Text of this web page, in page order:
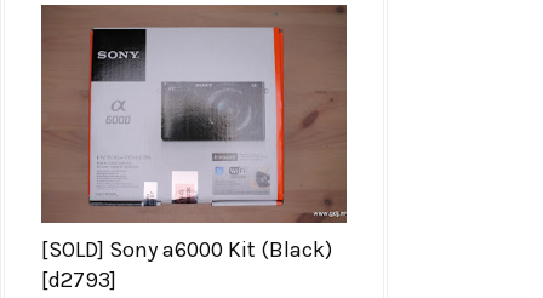
[SOLD] Sony a6000 Kit (Black)
[d2793]